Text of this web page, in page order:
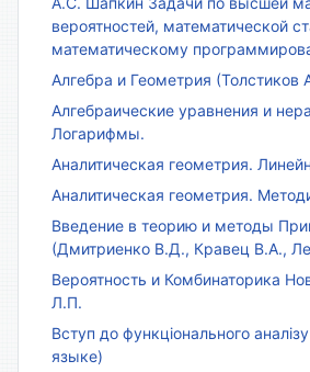
вероятностей, математической
математическому
Алгебра и Геометрия (Толстиков
Алгебраические уравнения и
Логарифмы.
Аналитическая геометрия.
Аналитическая геометрия.
Введение в теорию и методы
(Дмитриенко В.Д., Кравец В.А.,
Вероятность и Комбинаторика
Л.П.
Вступ до функціонального
языке)